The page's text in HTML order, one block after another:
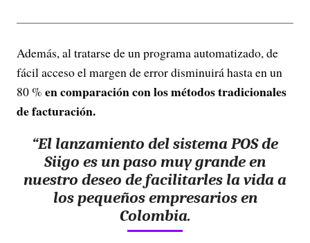
Además, al tratarse de un programa automatizado, de
fácil acceso el margen de error disminuirá hasta en un
80 % en comparación con los métodos tradicionales
de facturación.
“El lanzamiento del sistema POS de
Siigo es un paso muy grande en
nuestro deseo de facilitarles la vida a
los pequeños empresarios en
Colombia.